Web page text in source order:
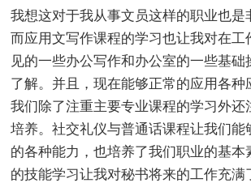
我想这对于我从事文员这样的职业也是
而应用文写作课程的学习也让我对在工
见的一些办公写作和办公室的一些基础
了解。并且，现在能够正常的应用各种
我们除了注重主要专业课程的学习外还
培养。社交礼仪与普通话课程让我们能
的各种能力，也培养了我们职业的基本
的技能学习让我对秘书将来的工作充满